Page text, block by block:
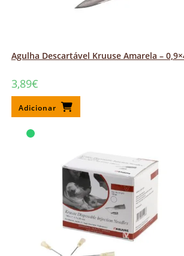
Agulha Descartável Kruuse Amarela –
3,89€
Adicionar